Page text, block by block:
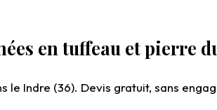
en tuffeau et pierre
Indre (36). Devis gratuit, sans